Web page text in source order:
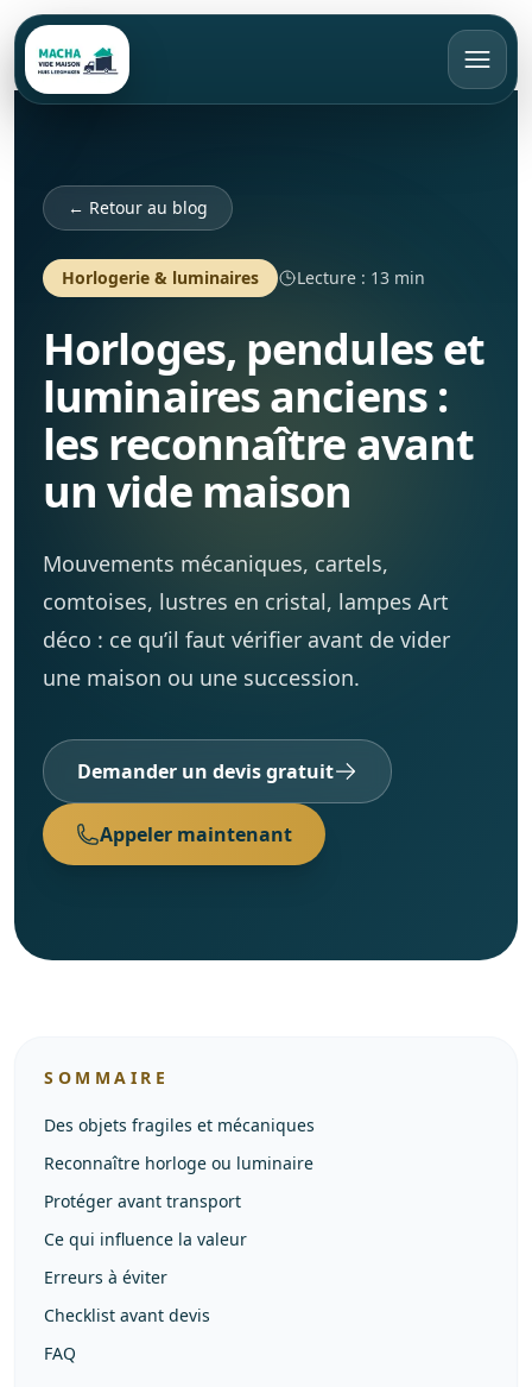
Appeler
Accueil
Vide maison
Bruxelles
Brabant Wallon
Brabant Flamand
Débarras
Appartement
Maison
Cave / Grenier / Garage
Rachat d’objets
Tarifs
Réalisations
Avis clients
← Retour au blog
Horlogerie & luminaires Lecture : 13 min
Horloges, pendules et
luminaires anciens :
les reconnaître avant
un vide maison
Mouvements mécaniques, cartels,
comtoises, lustres en cristal, lampes Art
déco : ce qu’il faut vérifier avant de vider
une maison ou une succession.
Demander un devis gratuit
Appeler maintenant
SOMMAIRE
Des objets fragiles et mécaniques
Reconnaître horloge ou luminaire
Protéger avant transport
Ce qui influence la valeur
Erreurs à éviter
Checklist avant devis
FAQ